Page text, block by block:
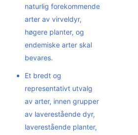
naturlig forekommende
arter av virveldyr,
høgere planter, og
endemiske arter skal
bevares.
Et bredt og
representativt utvalg
av arter, innen grupper
av laverestående dyr,
laverestående planter,